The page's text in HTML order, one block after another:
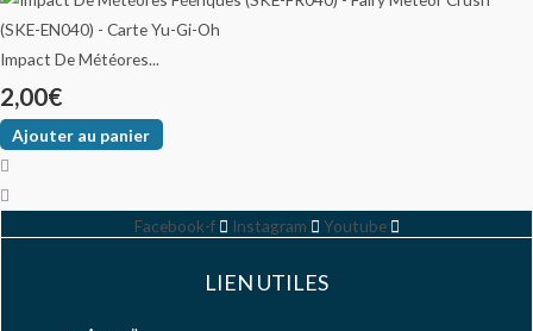
Impact De Météores...
2,00€
Ajouter au panier
Facebook-f Instagram Youtube
LIEN UTILES